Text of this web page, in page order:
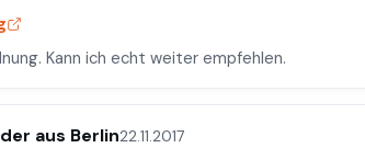
Kann ich echt weiter empfehlen.
aus Berlin22.11.2017